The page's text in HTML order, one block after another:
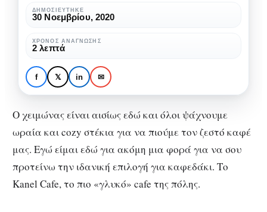
CITY GUIDE ΘΕΣΣΑΛΟΝΊΚΗ
Kanel Cafe: Το πιο
«γλυκό» cafe στην
Θεσσαλονίκη
πιο
«γλυκό»
cafe
στην
Θεσσαλονίκη
ΔΗΜΟΣΙΕΎΤΗΚΕ
30 Νοεμβρίου, 2020
ΧΡΌΝΟΣ ΑΝΆΓΝΩΣΗΣ
2 λεπτά
f 𝕏 in ✉
Ο χειμώνας είναι αισίως εδώ και όλοι ψάχνουμε
ωραία και cozy στέκια για να πιούμε τον ζεστό καφέ
μας. Εγώ είμαι εδώ για ακόμη μια φορά για να σου
προτείνω την ιδανική επιλογή για καφεδάκι. Το
Kanel Cafe, το πιο «γλυκό» cafe της πόλης.